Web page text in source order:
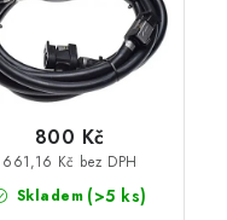
Skladem (>5 ks)
661,16 Kč bez DPH
800 Kč